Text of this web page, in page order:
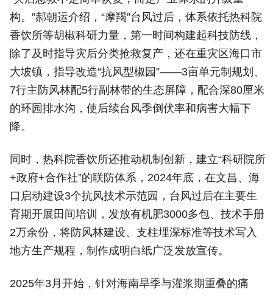
构。”郝朝运介绍，“摩羯”台风过后，体系依托热科院
香饮所等胡椒科研力量，第一时间构建起科技防线，
除了及时指导灾后分类抢救复产，还在重灾区海口市
大坡镇，指导改造“抗风型椒园”——3亩单元制规划、
7行主防风林配5行副林带的生态屏障，配合深80厘米
的环园排水沟，使后续台风季倒伏率和病害大幅下
降。
同时，热科院香饮所还推动机制创新，建立“科研院所
+政府+合作社”的联防体系，2024年底，在文昌、海
口启动建设3个抗风技术示范园，台风过后在主要生
育期开展田间培训，发放有机肥3000多包、技术手册
2万余份，将防风林建设、支柱埋深标准等技术写入
地方生产规程，制作成明白纸广泛发放宣传。
2025年3月开始，针对海南旱季与灌浆期重叠的痛